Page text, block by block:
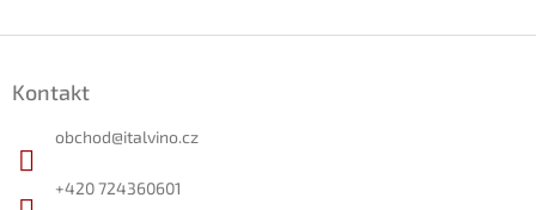
Kontakt
obchod@italvino.cz
+420 724360601